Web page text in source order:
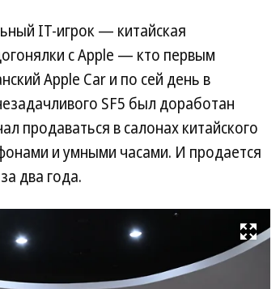
IT-игрок — китайская
с Apple — кто первым
Apple Car и по сей день в
SF5 был доработан
продаваться в салонах китайского
и умными часами. И продается
два года.
Развернуть на весь экран